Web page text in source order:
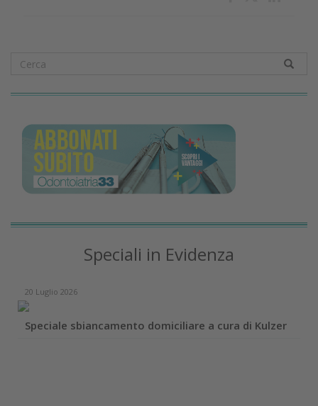
Speciali in Evidenza
20 Luglio 2026
Speciale sbiancamento domiciliare a cura di Kulzer